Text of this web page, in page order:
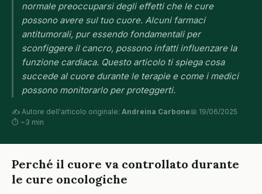
normale preoccuparsi degli effetti che le cure
possono avere sul tuo cuore. Alcuni farmaci
antitumorali, pur essendo fondamentali per
sconfiggere il cancro, possono infatti influenzare la
funzione cardiaca. Questo articolo ti spiega cosa
succede al cuore durante le terapie e come i medici
possono monitorarlo per proteggerti.
✍️ Autore dell'articolo originale: Andreina Carbone📅 19/06/2025
⏱ ~3 min
Perché il cuore va controllato durante
le cure oncologiche